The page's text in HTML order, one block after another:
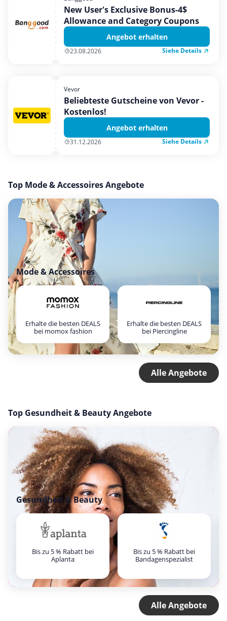
New User's Exclusive Bonus-4$
Allowance and Category Coupons
Angebot erhalten
23.08.2026 Siehe Details
Vevor
Beliebteste Gutscheine von Vevor -
Kostenlos!
Angebot erhalten
31.12.2026 Siehe Details
Top Mode & Accessoires Angebote
Mode & Accessoires
Erhalte die besten DEALS
bei momox fashion
Erhalte die besten DEALS
bei Piercingline
Alle Angebote
Top Gesundheit & Beauty Angebote
Gesundheit & Beauty
Bis zu 5 % Rabatt bei
Aplanta
Bis zu 5 % Rabatt bei
Bandagenspezialist
Alle Angebote